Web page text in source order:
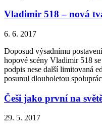
Vladimir 518 – nová
6. 6. 2017
Doposud výsadnímu
hopové scény Vladimir 518
podpis nese další limitovaná
posunul dlouholetou
Češi jako první na
29. 5. 2017